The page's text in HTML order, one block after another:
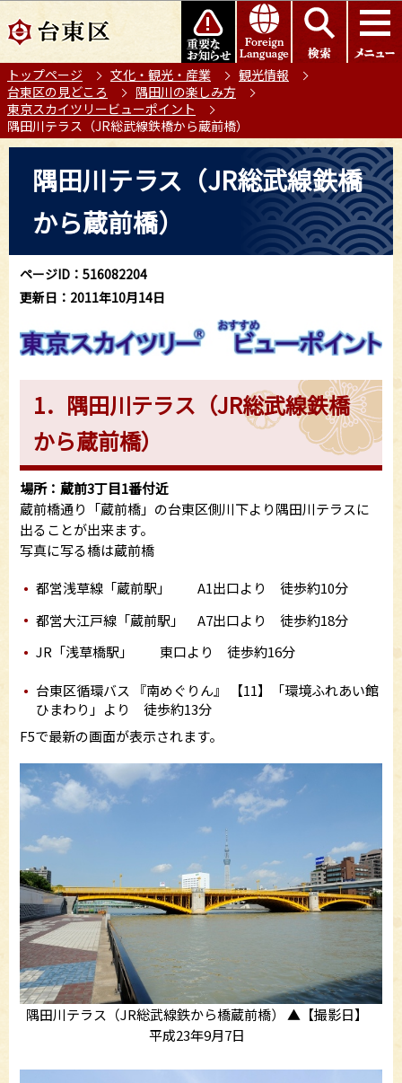
の
ー
ジ
の
先
このページの本文へ移動
トップページ 文化・観光・産業
観光情報
台東区の見どころ
隅田川の楽しみ方
東京スカイツリービューポイント
隅田川テラス（JR総武線鉄橋から蔵前橋）
ら
隅田川テラス（JR総武線鉄橋
から蔵前橋）
ページID：516082204
更新日：2011年10月14日
1．隅田川テラス（JR総武線鉄橋
から蔵前橋）
場所：蔵前3丁目1番付近
蔵前橋通り「蔵前橋」の台東区側川下より隅田川テラスに
出ることが出来ます。
写真に写る橋は蔵前橋
都営浅草線「蔵前駅」 A1出口より 徒歩約10分
都営大江戸線「蔵前駅」 A7出口より 徒歩約18分
JR「浅草橋駅」 東口より 徒歩約16分
台東区循環バス 『南めぐりん』 【11】「環境ふれあい館
ひまわり」より 徒歩約13分
F5で最新の画面が表示されます。
隅田川テラス（JR総武線鉄から橋蔵前橋） ▲【撮影日】
平成23年9月7日